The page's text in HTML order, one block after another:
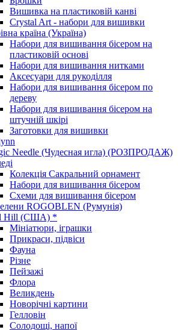
Вишивка на пластиковій канві
Crystal Art - набори для вишивки
країна (Україна)
Набори для вишивання бісером на
пластиковій основі
Набори для вишивання нитками
Аксесуари для рукоділля
Набори для вишивання бісером по
дереву
Набори для вишивання бісером на
штучній шкірі
Заготовки для вишивки
Needle (Чудесная игла) (РОЗПРОДАЖ)
Колекція Сакральний орнамент
Набори для вишивання бісером
Схеми для вишивання бісером
ROGOBLEN (Румунія)
Hill (США) *
Мініатюри, іграшки
Прикраси, підвіси
Фауна
Різне
Пейзажі
Флора
Великдень
Новорічні картини
Гелловін
Солодощі, напої